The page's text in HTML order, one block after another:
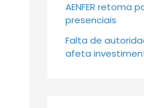
AENFER retoma
presenciais
Falta de
afeta